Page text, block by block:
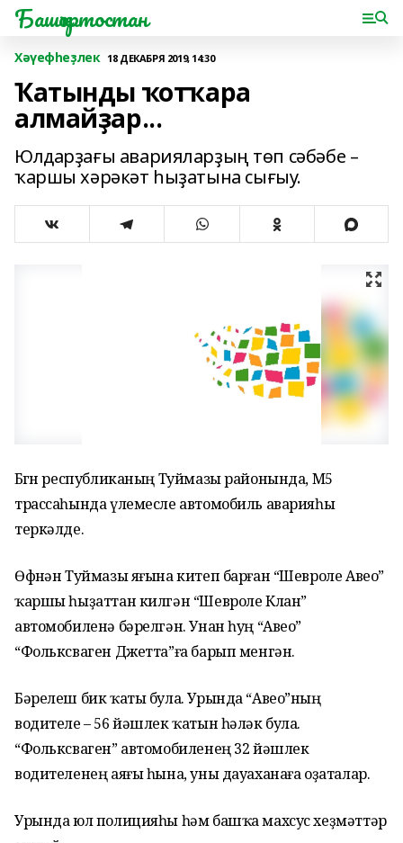
Башҡортостан
Хәүефһеҙлек 18 ДЕКАБРЯ 2019, 14:30
Ҡатынды ҡотҡара
алмайҙар...
Юлдарҙағы аварияларҙың төп сәбәбе –
ҡаршы хәрәкәт һыҙатына сығыу.
Бөгөн республиканың Туймазы районында, М5
трассаһында үлемесле автомобиль аварияһы
теркәлде.
Өфөнән Туймазы яғына китеп барған “Шевроле Авео”
ҡаршы һыҙаттан килгән “Шевроле Клан”
автомобиленә бәрелгән. Унан һуң “Авео”
“Фольксваген Джетта”ға барып менгән.
Бәрелеш бик ҡаты була. Урында “Авео”ның
водителе – 56 йәшлек ҡатын һәләк була.
“Фольксваген” автомобиленең 32 йәшлек
водителенең аяғы һына, уны дауаханаға оҙаталар.
Урында юл полицияһы һәм башҡа махсус хеҙмәттәр